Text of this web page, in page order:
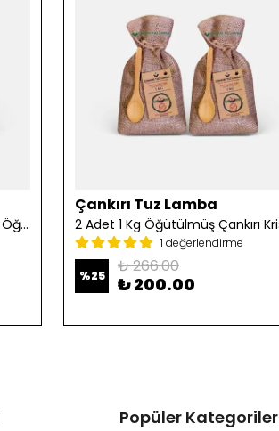
2 Adet 1 Kg Çakıl Granül Sofrada Öğütme Tuzu
Çankırı Tuz Lamba
1 değerlendirme
%25 ₺ 266.00
₺ 200.00
Popüler Kategoriler